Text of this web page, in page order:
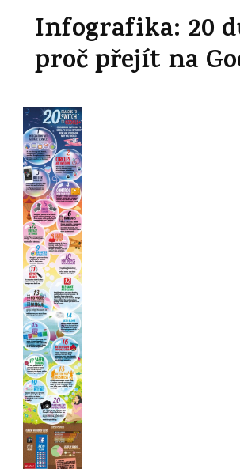
Infografika: 20
proč přejít na